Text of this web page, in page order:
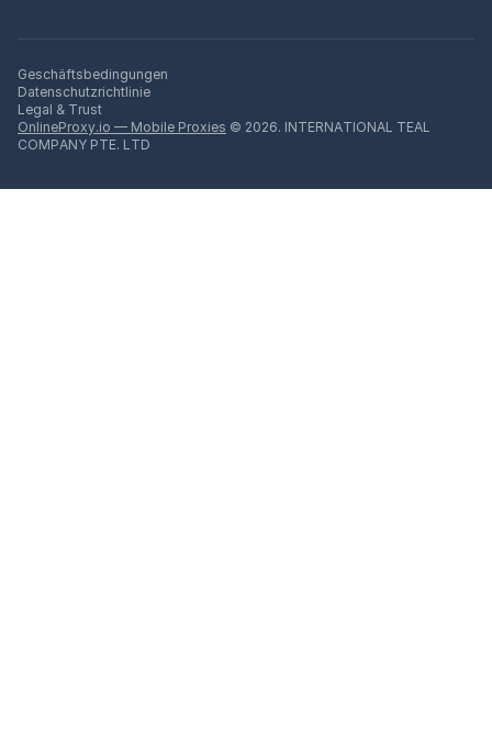
Geschäftsbedingungen
Datenschutzrichtlinie
Legal & Trust
OnlineProxy.io — Mobile Proxies © 2026. INTERNATIONAL TEAL
COMPANY PTE. LTD